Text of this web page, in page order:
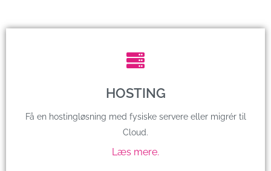
HOSTING
Få en hostingløsning med fysiske servere eller migrér til
Cloud.
Læs mere.